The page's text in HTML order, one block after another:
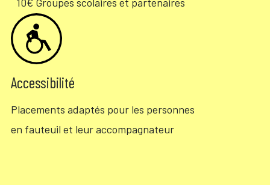
Accessibilité
Placements adaptés pour les personnes
en fauteuil et leur accompagnateur